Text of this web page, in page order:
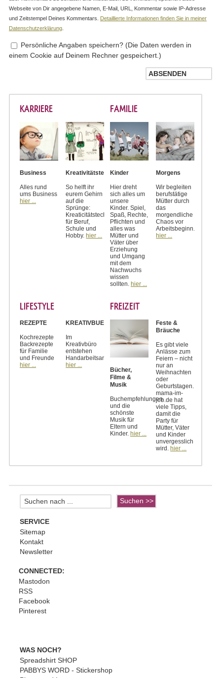
Webseite von Dir angegebene Namen, E-Mail, URL, Kommentar sowie IP-Adresse
und Zeitstempel Deines Kommentars. Detaillierte Informationen finden Sie in meiner
Datenschutzerklärung
Persönliche Angaben speichern? (Die Daten werden in
einem Cookie auf Deinem Rechner gespeichert.)
KARRIERE
Business
Alles rund
ums Business
hier ...
Kreativitätstechniken
So helft ihr
eurem Gehirn
auf die
Sprünge:
Kreaticitätstechniken
für Beruf,
Schule und
Hobby.hier ...
FAMILIE
Kinder
Hier dreht
sich alles um
unsere
Kinder. Spiel,
Spaß, Rechte,
Pflichten und
alles was
Mütter und
Väter über
Erziehung
und Umgang
mit dem
Nachwuchs
wissen
sollten. hier ...
Morgens
Wir begleiten
berufstätige
Mütter durch
das
morgendliche
Chaos vor
Arbeitsbeginn.
hier ...
LIFESTYLE
REZEPTE
Kochrezepte
Backrezepte
für Familie
und Freunde
hier ...
KREATIVBUERO
Im
Kreativbüro
entstehen
Handarbeitsanleitungen
hier ...
FREIZEIT
Bücher,
Filme &
Musik
Buchempfehlungen
und die
schönste
Musik für
Eltern und
Kinder. hier ...
Feste &
Bräuche
Es gibt viele
Anlässe zum
Feiern – nicht
nur an
Weihnachten
oder
Geburtstagen.
mama-im-
job.de hat
viele Tipps,
damit die
Party für
Mütter, Väter
und Kinder
unvergesslich
wird.hier ...
SERVICE
Sitemap
Kontakt
Newsletter
CONNECTED:
Mastodon
RSS
Facebook
Pinterest
WAS NOCH?
Spreadshirt SHOP
PABBYS WORD - Stickershop